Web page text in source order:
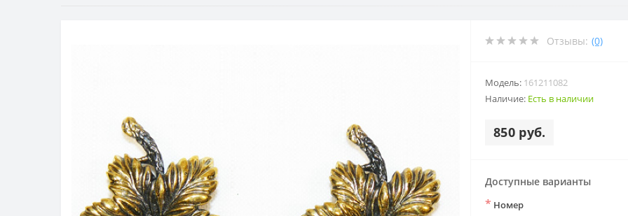
Отзывы: (0)
Модель: 161211082
Наличие: Есть в наличии
850 руб.
Доступные варианты
* Номер